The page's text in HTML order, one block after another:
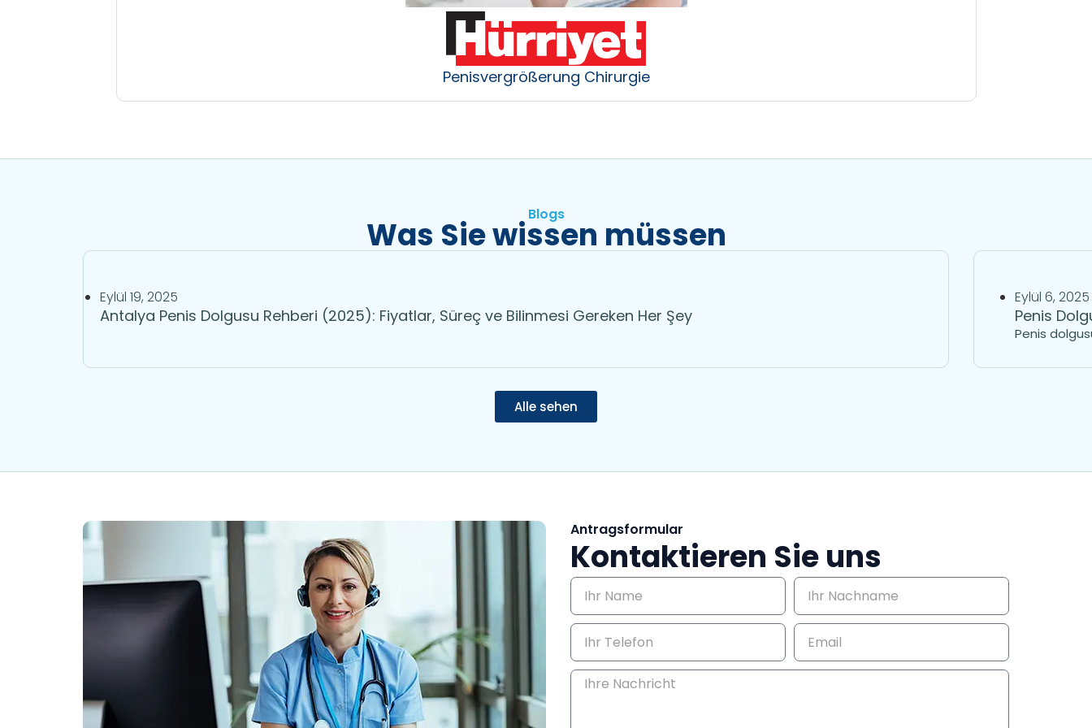
Penisvergrößerung Chirurgie
Blogs
Was Sie wissen müssen
Eylül 19, 2025
Antalya Penis Dolgusu Rehberi (2025): Fiyatlar, Süreç ve Bilinmesi Gereken Her Şey
Eylül 6, 2025
Penis
Penis
Alle sehen
Antragsformular
Kontaktieren Sie uns